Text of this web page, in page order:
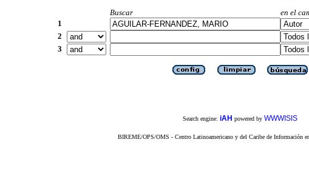
Buscar
en el
1
2
3
Search engine: iAH powered by WWWISIS
BIREME/OPS/OMS - Centro Latinoamericano y del Caribe de Información